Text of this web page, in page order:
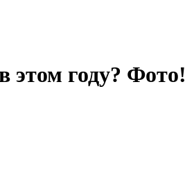
этом году? Фото!